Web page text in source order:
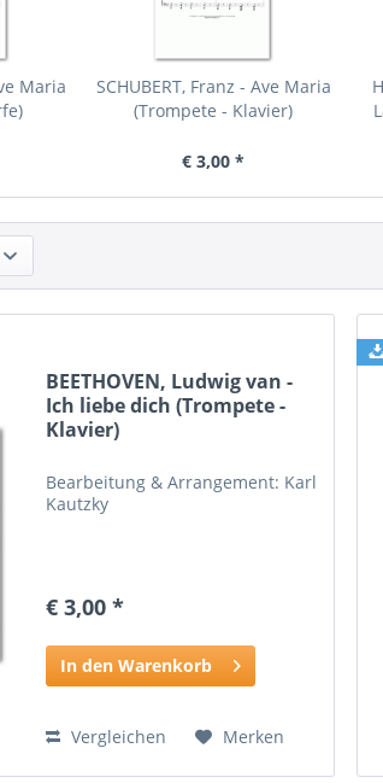
Maria
SCHUBERT, Franz - Ave Maria
(Trompete - Klavier)
€ 3,00 *
BEETHOVEN, Ludwig van -
Ich liebe dich (Trompete -
Klavier)
Bearbeitung & Arrangement: Karl
Kautzky
€ 3,00 *
In den Warenkorb
Vergleichen Merken